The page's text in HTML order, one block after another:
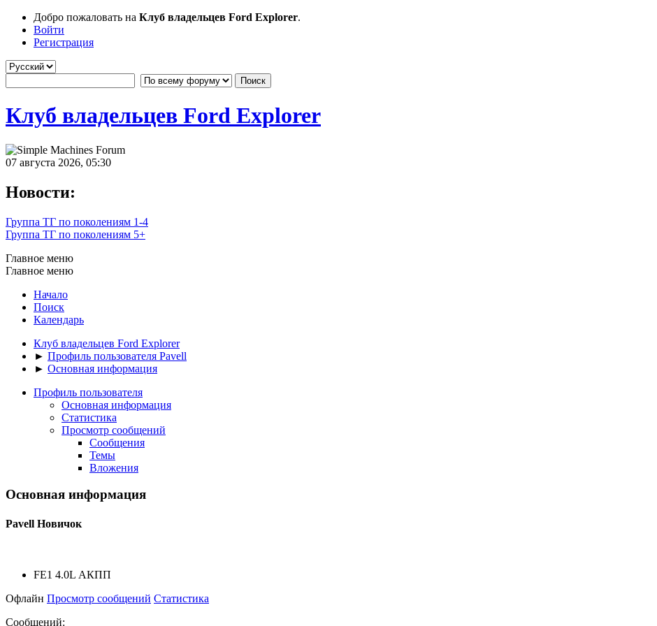
Добро пожаловать на Клуб владельцев Ford Explorer.
Войти
Регистрация
Клуб владельцев Ford Explorer
07 августа 2026, 05:30
Новости:
Группа ТГ по поколениям 1-4
Группа ТГ по поколениям 5+
Главное меню
Главное меню
Начало
Поиск
Календарь
Клуб владельцев Ford Explorer
► Профиль пользователя Pavell
► Основная информация
Профиль пользователя
Основная информация
Статистика
Просмотр сообщений
Сообщения
Темы
Вложения
Основная информация
Pavell Новичок
FE1 4.0L АКПП
Офлайн Просмотр сообщений Статистика
Сообщений: